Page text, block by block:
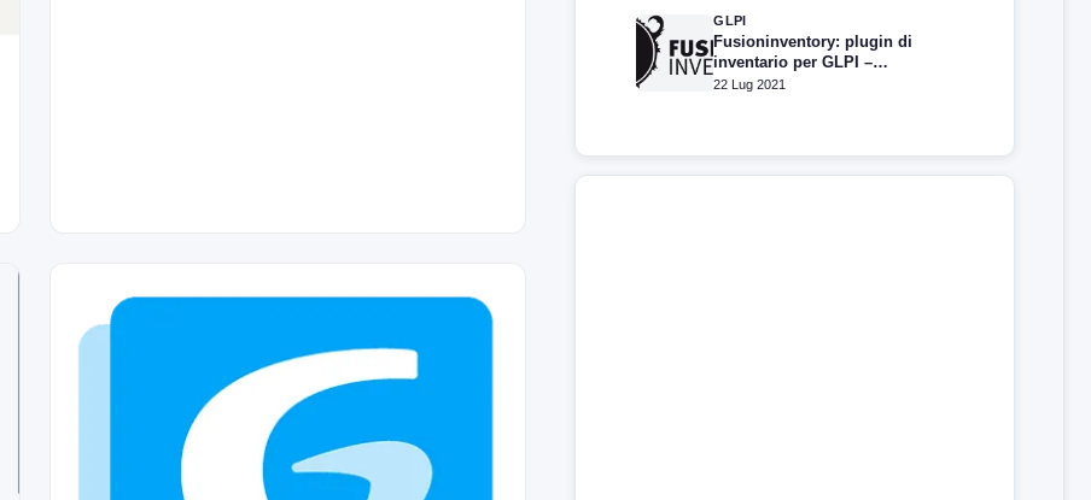
GLPI
Fusioninventory: plugin di
inventario per GLPI –
Installazione e configurazione
22 Lug 2021